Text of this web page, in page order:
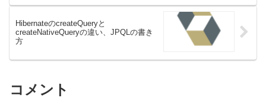
HibernateのcreateQueryと
createNativeQueryの違い、JPQLの書き
方
コメント